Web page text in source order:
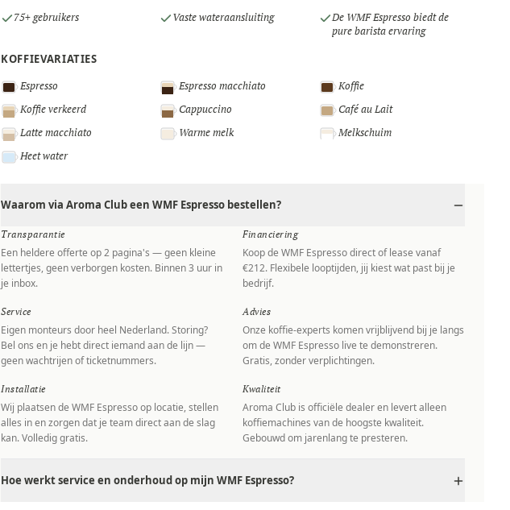
75+ gebruikers
Vaste wateraansluiting
De WMF Espresso biedt de
pure barista ervaring
KOFFIEVARIATIES
Espresso
Espresso macchiato
Koffie
Koffie verkeerd
Cappuccino
Café au Lait
Latte macchiato
Warme melk
Melkschuim
Heet water
Waarom via Aroma Club een WMF Espresso bestellen?
Transparantie
Een heldere offerte op 2 pagina's — geen kleine
lettertjes, geen verborgen kosten. Binnen 3 uur in
je inbox.
Financiering
Koop de WMF Espresso direct of lease vanaf
€212. Flexibele looptijden, jij kiest wat past bij je
bedrijf.
Service
Eigen monteurs door heel Nederland. Storing?
Bel ons en je hebt direct iemand aan de lijn —
geen wachtrijen of ticketnummers.
Advies
Onze koffie-experts komen vrijblijvend bij je langs
om de WMF Espresso live te demonstreren.
Gratis, zonder verplichtingen.
Installatie
Wij plaatsen de WMF Espresso op locatie, stellen
alles in en zorgen dat je team direct aan de slag
kan. Volledig gratis.
Kwaliteit
Aroma Club is officiële dealer en levert alleen
koffiemachines van de hoogste kwaliteit.
Gebouwd om jarenlang te presteren.
Hoe werkt service en onderhoud op mijn WMF Espresso?